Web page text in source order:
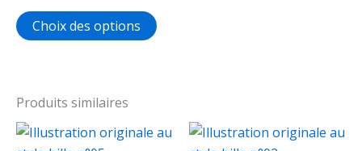
prix :
25,00€
Choix des options
produit
options
Produits similaires